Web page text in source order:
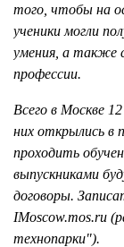
того, чтобы на
ученики могли
умения, а также
профессии.
Всего в Москве
них открылись в
проходить
выпускниками
договоры.
IMoscow.mos.ru
технопарки").